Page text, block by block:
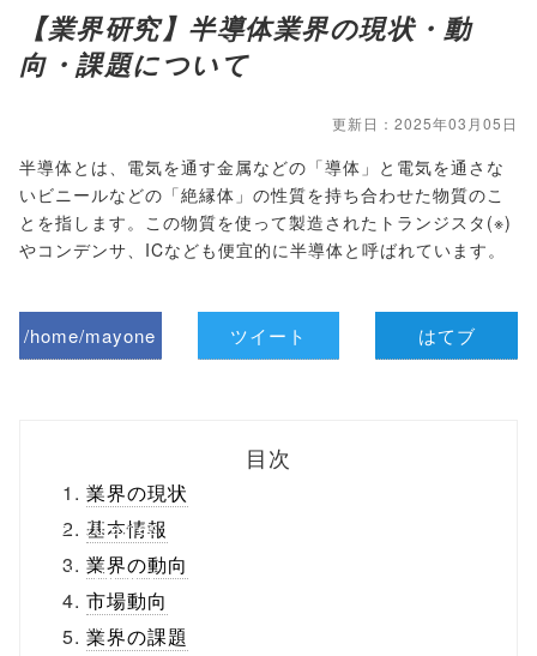
【業界研究】半導体業界の現状・動
向・課題について
更新日：2025年03月05日
半導体とは、電気を通す金属などの「導体」と電気を通さな
いビニールなどの「絶縁体」の性質を持ち合わせた物質のこ
とを指します。この物質を使って製造されたトランジスタ(※)
やコンデンサ、ICなども便宜的に半導体と呼ばれています。
/home/mayone
ml/wp-
content/themes
/tapbiz_theme/
parts/sns-
ツイート はてブ
目次
業界の現状
基本情報
業界の動向
市場動向
業界の課題